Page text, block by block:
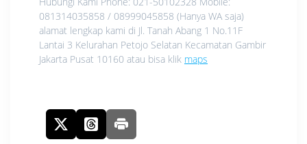
081314035858 / 08999045858 (Hanya WA saja)
alamat lengkap kami di Jl. Tanah Abang 1 No.11F
Lantai 3 Kelurahan Petojo Selatan Kecamatan Gambir
Jakarta Pusat 10160 atau bisa klik maps